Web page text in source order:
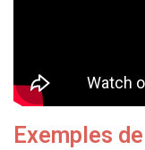
Exemples